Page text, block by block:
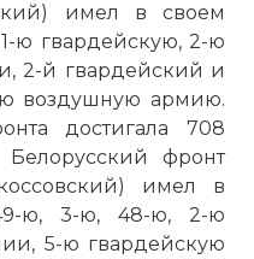
имел в своем
ю гвардейскую, 2-ю
2-й гвардейский и
ю воздушную армию.
достигала 708
фронт
имел в
ю, 3-ю, 48-ю, 2-ю
5-ю гвардейскую